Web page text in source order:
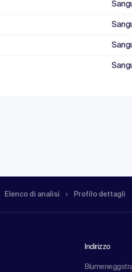
Elenco di analisi Profilo dettagli
Indirizzo